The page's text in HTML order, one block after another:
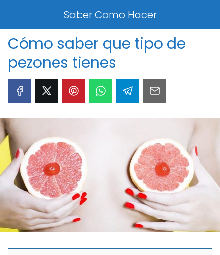
Saber Como Hacer
Cómo saber que tipo de
pezones tienes